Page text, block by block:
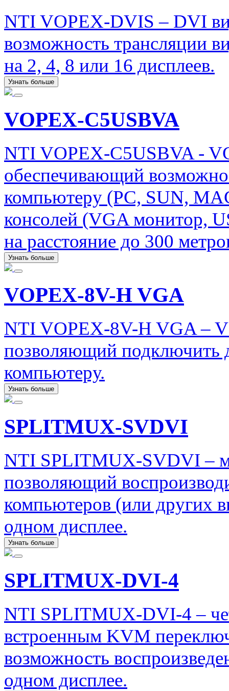
NTI VOPEX-DVIS – DVI
возможность трансляции
на 2, 4, 8 или 16 дисплеев.
Узнать больше
VOPEX-C5USBVA
NTI VOPEX-C5USBVA -
обеспечивающий
компьютеру (PC, SUN,
консолей (VGA монитор,
на расстояние до 300
Узнать больше
VOPEX-8V-H VGA
NTI VOPEX-8V-H VGA –
позволяющий подключить
компьютеру.
Узнать больше
SPLITMUX-SVDVI
NTI SPLITMUX-SVDVI –
позволяющий
компьютеров (или других
одном дисплее.
Узнать больше
SPLITMUX-DVI-4
NTI SPLITMUX-DVI-4 –
встроенным KVM
возможность
одном дисплее.